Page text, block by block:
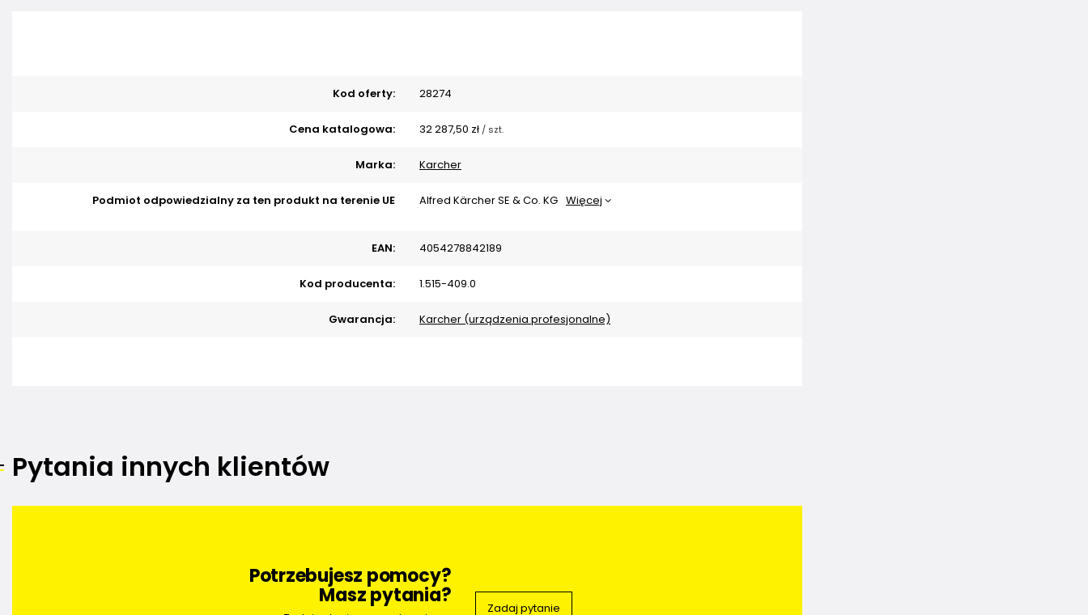
Kod oferty: 28274
Cena katalogowa: 32 287,50 zł / szt.
Marka: Karcher
Podmiot odpowiedzialny za ten produkt na terenie UE Alfred Kärcher SE & Co. KG Więcej
EAN: 4054278842189
Kod producenta: 1.515-409.0
Gwarancja: Karcher (urządzenia profesjonalne)
Pytania innych klientów
Potrzebujesz pomocy?
Masz pytania?
Zadaj pytanie